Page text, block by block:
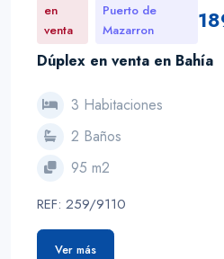
en
venta
Puerto de
Mazarron
Dúplex en venta en Bahía
3 Habitaciones
2 Baños
95 m2
REF: 259/9110
Ver más